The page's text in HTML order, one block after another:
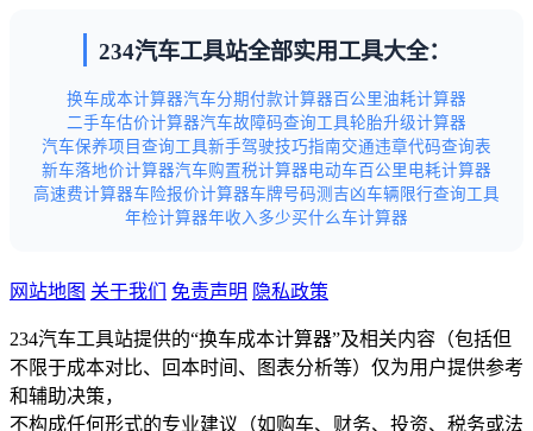
234汽车工具站全部实用工具大全：
换车成本计算器汽车分期付款计算器百公里油耗计算器
二手车估价计算器汽车故障码查询工具轮胎升级计算器
汽车保养项目查询工具新手驾驶技巧指南交通违章代码查询表
新车落地价计算器汽车购置税计算器电动车百公里电耗计算器
高速费计算器车险报价计算器车牌号码测吉凶车辆限行查询工具
年检计算器年收入多少买什么车计算器
网站地图 关于我们 免责声明 隐私政策
234汽车工具站提供的“换车成本计算器”及相关内容（包括但
不限于成本对比、回本时间、图表分析等）仅为用户提供参考
和辅助决策，
不构成任何形式的专业建议（如购车、财务、投资、税务或法